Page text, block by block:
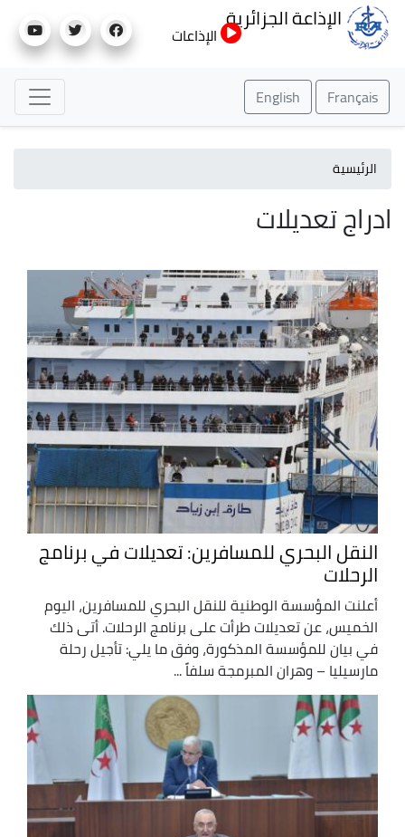
إلى
الإذاعة الجزائرية
الإذاعات
Français
English
الرئيسية
ادراج تعديلات
النقل البحري للمسافرين: تعديلات في برنامج
الرحلات
أعلنت المؤسسة الوطنية للنقل البحري للمسافرين، اليوم
الخميس، عن تعديلات طرأت على برنامج الرحلات. أتى ذلك
في بيان للمؤسسة المذكورة، وفق ما يلي: تأجيل رحلة
مارسيليا – وهران المبرمجة سلفاً ...